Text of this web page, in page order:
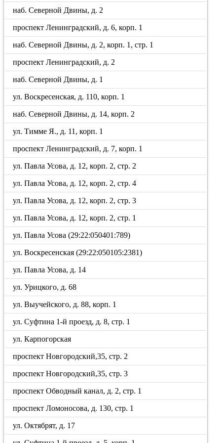
наб. Северной Двины, д. 2
проспект Ленинградский, д. 6, корп. 1
наб. Северной Двины, д. 2, корп. 1, стр. 1
проспект Ленинградский, д. 2
наб. Северной Двины, д. 1
ул. Воскресенская, д. 110, корп. 1
наб. Северной Двины, д. 14, корп. 2
ул. Тимме Я., д. 11, корп. 1
проспект Ленинградский, д. 7, корп. 1
ул. Павла Усова, д. 12, корп. 2, стр. 2
ул. Павла Усова, д. 12, корп. 2, стр. 4
ул. Павла Усова, д. 12, корп. 2, стр. 3
ул. Павла Усова, д. 12, корп. 2, стр. 1
ул. Павла Усова (29:22:050401:789)
ул. Воскресенская (29:22:050105:2381)
ул. Павла Усова, д. 14
ул. Урицкого, д. 68
ул. Выучейского, д. 88, корп. 1
ул. Суфтина 1-й проезд, д. 8, стр. 1
ул. Карпогорская
проспект Новгородский,35, стр. 2
проспект Новгородский,35, стр. 3
проспект Обводный канал, д. 2, стр. 1
проспект Ломоносова, д. 130, стр. 1
ул. Октябрят, д. 17